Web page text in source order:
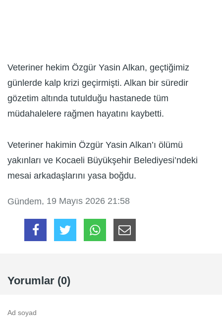
Veteriner hekim Özgür Yasin Alkan, geçtiğimiz
günlerde kalp krizi geçirmişti. Alkan bir süredir
gözetim altında tutulduğu hastanede tüm
müdahalelere rağmen hayatını kaybetti.
Veteriner hakimin Özgür Yasin Alkan’ı ölümü
yakınları ve Kocaeli Büyükşehir Belediyesi’ndeki
mesai arkadaşlarını yasa boğdu.
Gündem, 19 Mayıs 2026 21:58
Yorumlar (0)